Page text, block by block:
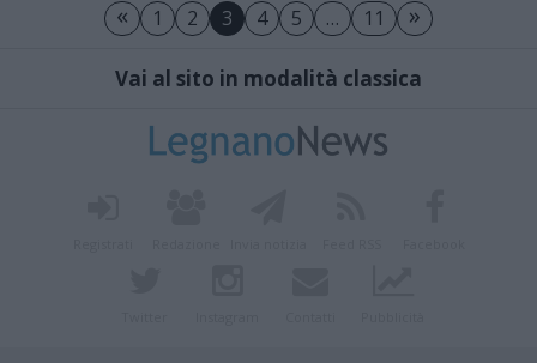
« 1 2 3 4 5 … 11 »
Vai al sito in modalità classica